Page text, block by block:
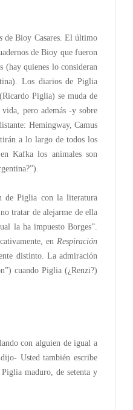
de Bioy Casares. El último
de Bioy que fueron
(hay quienes lo consideran
Los diarios de Piglia
Piglia) se muda de
pero además -y sobre
Hemingway, Camus
a lo largo de todos los
Kafka los animales son
de Piglia con la literatura
tratar de alejarme de ella
la ha impuesto Borges”.
en Respiración
distinto. La admiración
cuando Piglia (¿Renzi?)
con alguien de igual a
Usted también escribe
maduro, de setenta y